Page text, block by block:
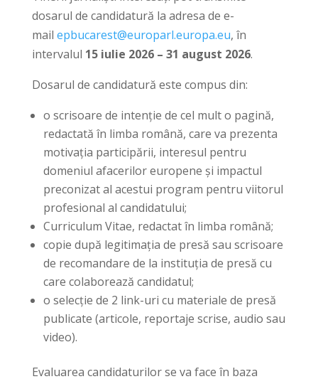
dosarul de candidatură la adresa de e-
mail epbucarest@europarl.europa.eu, în
intervalul 15 iulie 2026 – 31 august 2026.
Dosarul de candidatură este compus din:
o scrisoare de intenție de cel mult o pagină,
redactată în limba română, care va prezenta
motivația participării, interesul pentru
domeniul afacerilor europene și impactul
preconizat al acestui program pentru viitorul
profesional al candidatului;
Curriculum Vitae, redactat în limba română;
copie după legitimația de presă sau scrisoare
de recomandare de la instituția de presă cu
care colaborează candidatul;
o selecție de 2 link-uri cu materiale de presă
publicate (articole, reportaje scrise, audio sau
video).
Evaluarea candidaturilor se va face în baza